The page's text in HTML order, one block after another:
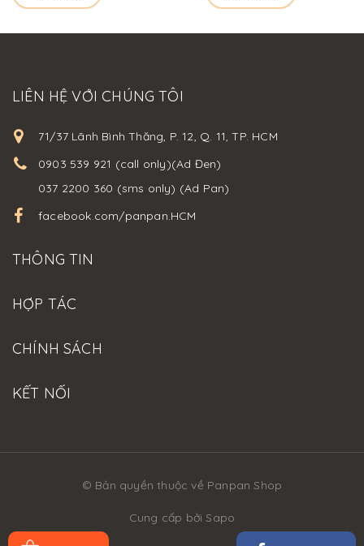
LIÊN HỆ VỚI CHÚNG TÔI
71/37 Lãnh Bình Thăng, P. 12, Q. 11, TP. HCM
0903 539 921 (call only)(Ad Đen)
037 2200 360 (sms only) (Ad Pan)
facebook.com/panpan.HCM
THÔNG TIN
HỢP TÁC
CHÍNH SÁCH
KẾT NỐI
© Bản quyền thuộc về Panpan Shop
Cung cấp bởiSapo